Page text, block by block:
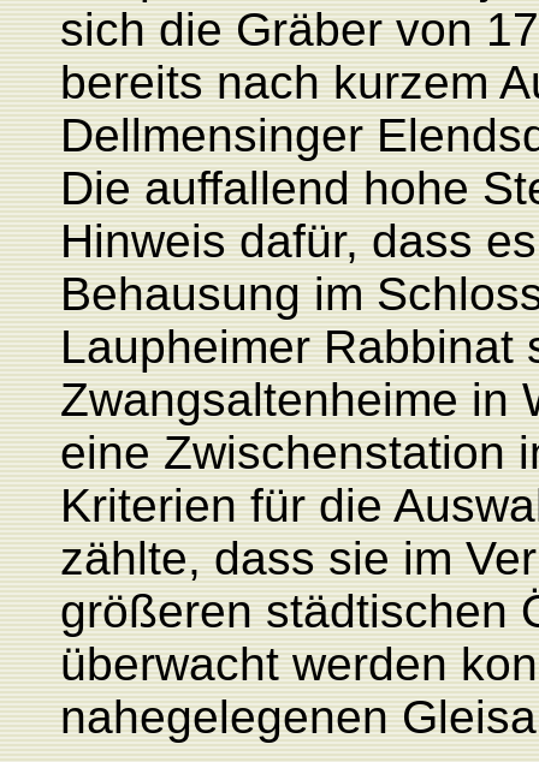
sich die Gräber von
bereits nach kurzem
Dellmensinger
Die auffallend hohe
Hinweis dafür, dass
Behausung im
Laupheimer Rabbinat
Zwangsaltenheime in
eine Zwischenstation
Kriterien für die
zählte, dass sie im
größeren städtischen
überwacht werden
nahegelegenen